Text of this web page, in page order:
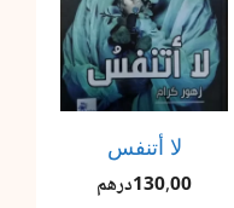
لا أتنفس
130,00درهم